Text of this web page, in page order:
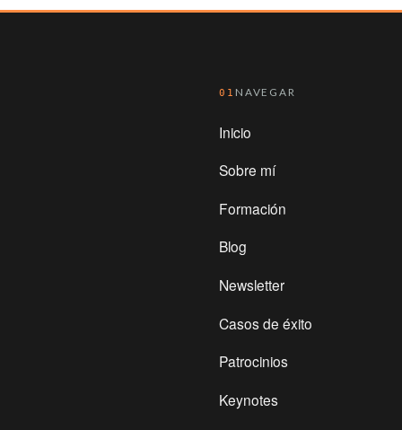
01 NAVEGAR
Inicio
Sobre mí
Formación
Blog
Newsletter
Casos de éxito
Patrocinios
Keynotes